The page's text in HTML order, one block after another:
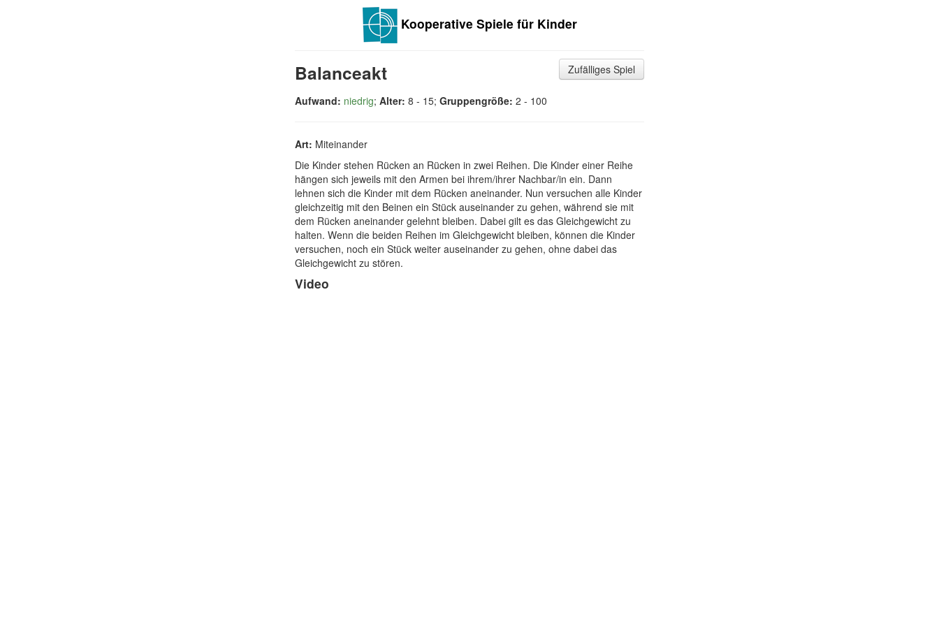
Kooperative Spiele für Kinder
Zufälliges Spiel
Balanceakt
Aufwand: niedrig; Alter: 8 - 15; Gruppengröße: 2 - 100
Art: Miteinander
Die Kinder stehen Rücken an Rücken in zwei Reihen. Die Kinder einer Reihe
hängen sich jeweils mit den Armen bei ihrem/ihrer Nachbar/in ein. Dann
lehnen sich die Kinder mit dem Rücken aneinander. Nun versuchen alle Kinder
gleichzeitig mit den Beinen ein Stück auseinander zu gehen, während sie mit
dem Rücken aneinander gelehnt bleiben. Dabei gilt es das Gleichgewicht zu
halten. Wenn die beiden Reihen im Gleichgewicht bleiben, können die Kinder
versuchen, noch ein Stück weiter auseinander zu gehen, ohne dabei das
Gleichgewicht zu stören.
Video